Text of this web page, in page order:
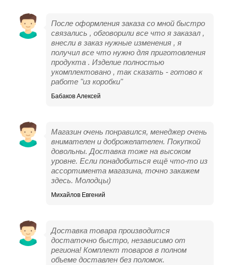
После оформления заказа со мной быстро
связались , обговорили все что я заказал ,
внесли в заказ нужные изменения , я
получил все что нужно для приготовления
продукта . Изделие полностью
укомплектовано , так сказать - готово к
работе "из коробки"
Бабаков Алексей
Магазин очень понравился, менеджер очень
внимателен и доброжелателен. Покупкой
довольны. Доставка тоже на высоком
уровне. Если понадобиться ещё что-то из
ассортимента магазина, точно закажем
здесь. Молодцы)
Михайлов Евгений
Доставка товара производится
достаточно быстро, независимо от
региона! Комплект товаров в полном
объеме доставлен без поломок.